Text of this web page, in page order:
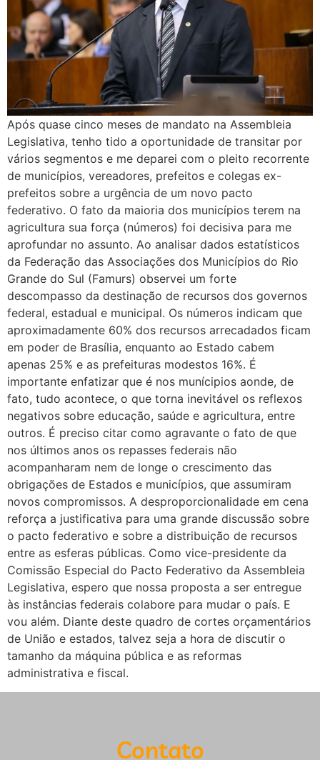
Após quase cinco meses de mandato na Assembleia
Legislativa, tenho tido a oportunidade de transitar por
vários segmentos e me deparei com o pleito recorrente
de municípios, vereadores, prefeitos e colegas ex-
prefeitos sobre a urgência de um novo pacto
federativo. O fato da maioria dos municípios terem na
agricultura sua força (números) foi decisiva para me
aprofundar no assunto. Ao analisar dados estatísticos
da Federação das Associações dos Municípios do Rio
Grande do Sul (Famurs) observei um forte
descompasso da destinação de recursos dos governos
federal, estadual e municipal. Os números indicam que
aproximadamente 60% dos recursos arrecadados ficam
em poder de Brasília, enquanto ao Estado cabem
apenas 25% e as prefeituras modestos 16%. É
importante enfatizar que é nos munícipios aonde, de
fato, tudo acontece, o que torna inevitável os reflexos
negativos sobre educação, saúde e agricultura, entre
outros. É preciso citar como agravante o fato de que
nos últimos anos os repasses federais não
acompanharam nem de longe o crescimento das
obrigações de Estados e municípios, que assumiram
novos compromissos. A desproporcionalidade em cena
reforça a justificativa para uma grande discussão sobre
o pacto federativo e sobre a distribuição de recursos
entre as esferas públicas. Como vice-presidente da
Comissão Especial do Pacto Federativo da Assembleia
Legislativa, espero que nossa proposta a ser entregue
às instâncias federais colabore para mudar o país. E
vou além. Diante deste quadro de cortes orçamentários
de União e estados, talvez seja a hora de discutir o
tamanho da máquina pública e as reformas
administrativa e fiscal.
Contato